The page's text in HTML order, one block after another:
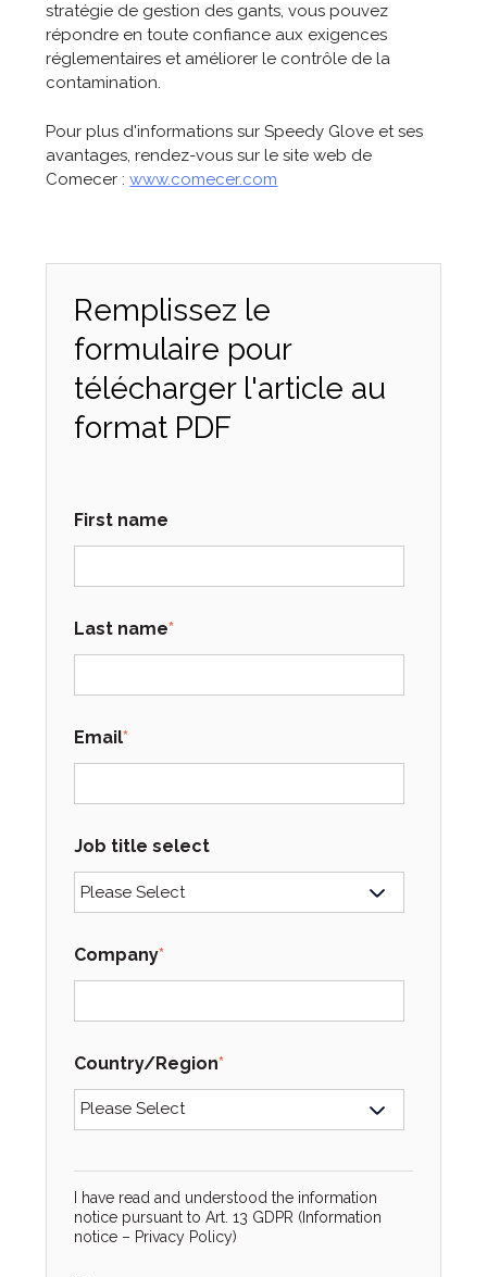
stratégie de gestion des gants, vous pouvez
répondre en toute confiance aux exigences
réglementaires et améliorer le contrôle de la
contamination.
Pour plus d'informations sur Speedy Glove et ses
avantages, rendez-vous sur le site web de
Comecer :www.comecer.com
Remplissez le
formulaire pour
télécharger l'article au
format PDF
First name
Last name*
Email*
Job title select
Company*
Country/Region*
I have read and understood the information
notice pursuant to Art. 13 GDPR (Information
notice – Privacy Policy)